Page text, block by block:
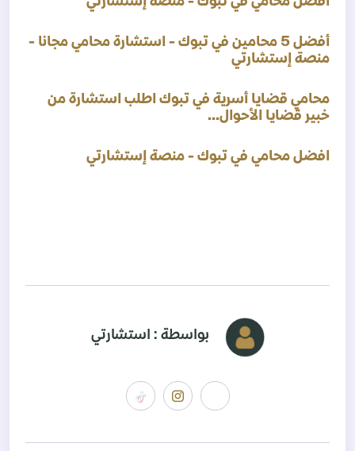
أفضل 5 محامين في تبوك - استشارة محامي مجانا -
منصة إستشارتي
محامي قضايا أسرية في تبوك اطلب استشارة من
خبير قضايا الأحوال...
افضل محامي في تبوك - منصة إستشارتي
بواسطة : استشارتي